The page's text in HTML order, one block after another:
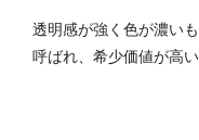
透明感が強く色が濃い
呼ばれ、希少価値が高い